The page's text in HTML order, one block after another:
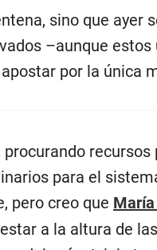
sino que ayer
–aunque
por la única
para el
pero creo que
a la altura de